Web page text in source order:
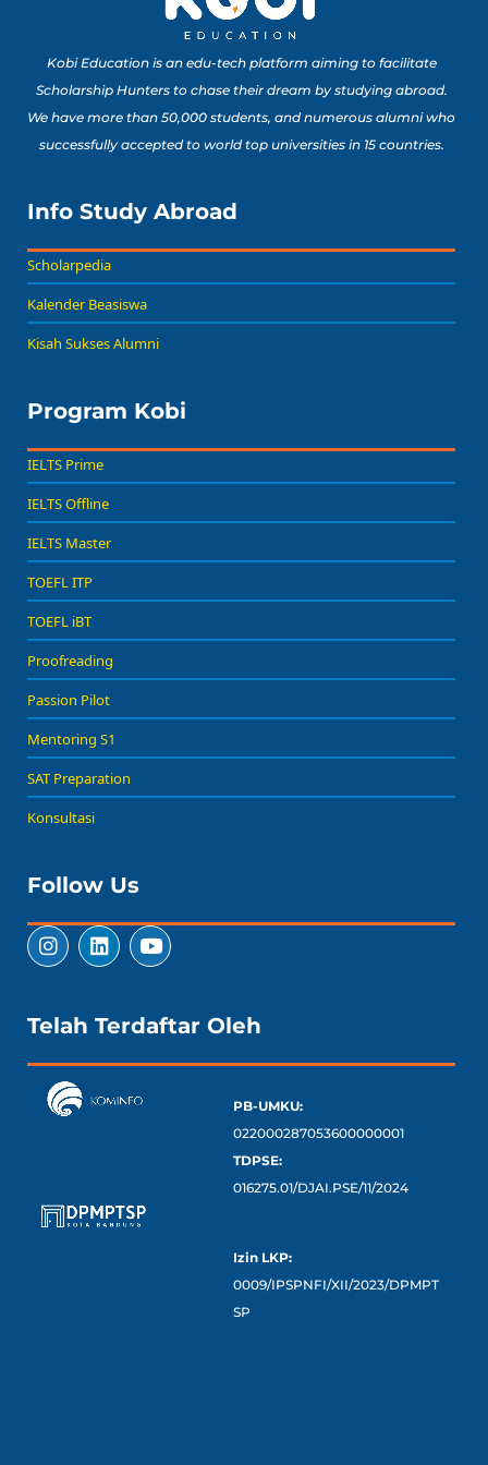
Buat Study Abroad Yang
8 Lomba Jurusan
Psikologi untuk
Buat Persiapan Study
Baca Sekarang!
Kobi Education is an edu-tech platform aiming to facilitate
Scholarship Hunters to chase their dream by studying abroad.
We have more than 50,000 students, and numerous alumni who
successfully accepted to world top universities in 15 countries.
Info Study Abroad
Scholarpedia
Kalender Beasiswa
Kisah Sukses Alumni
Program Kobi
IELTS Prime
IELTS Offline
IELTS Master
TOEFL ITP
TOEFL iBT
Proofreading
Passion Pilot
Mentoring S1
SAT Preparation
Konsultasi
Follow Us
Telah Terdaftar Oleh
PB-UMKU:
022000287053600000001
TDPSE:
016275.01/DJAI.PSE/11/2024
Izin LKP:
0009/IPSPNFI/XII/2023/DPMPT
SP